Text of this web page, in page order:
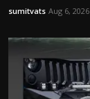
sumitvats Aug 6, 2026